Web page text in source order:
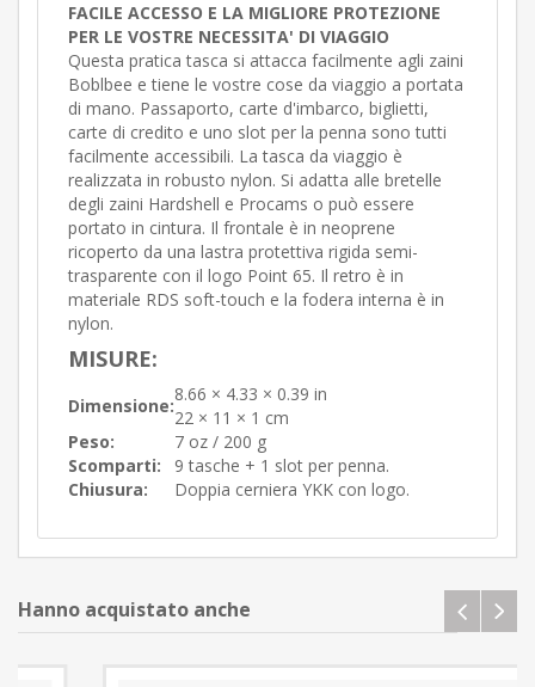
FACILE ACCESSO E LA MIGLIORE PROTEZIONE
PER LE VOSTRE NECESSITA' DI VIAGGIO
Questa pratica tasca si attacca facilmente agli zaini
Boblbee e tiene le vostre cose da viaggio a portata
di mano. Passaporto, carte d'imbarco, biglietti,
carte di credito e uno slot per la penna sono tutti
facilmente accessibili. La tasca da viaggio è
realizzata in robusto nylon. Si adatta alle bretelle
degli zaini Hardshell e Procams o può essere
portato in cintura. Il frontale è in neoprene
ricoperto da una lastra protettiva rigida semi-
trasparente con il logo Point 65. Il retro è in
materiale RDS soft-touch e la fodera interna è in
nylon.
MISURE:
Dimensione:
8.66 × 4.33 × 0.39 in
22 × 11 × 1 cm
Peso:
7 oz / 200 g
Scomparti:
9 tasche + 1 slot per penna.
Chiusura:
Doppia cerniera YKK con logo.
Hanno acquistato anche